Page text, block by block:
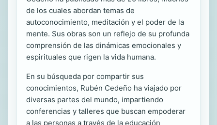
de los cuales abordan temas de
autoconocimiento, meditación y el poder de la
mente. Sus obras son un reflejo de su profunda
comprensión de las dinámicas emocionales y
espirituales que rigen la vida humana.
En su búsqueda por compartir sus
conocimientos, Rubén Cedeño ha viajado por
diversas partes del mundo, impartiendo
conferencias y talleres que buscan empoderar
a las personas a través de la educación